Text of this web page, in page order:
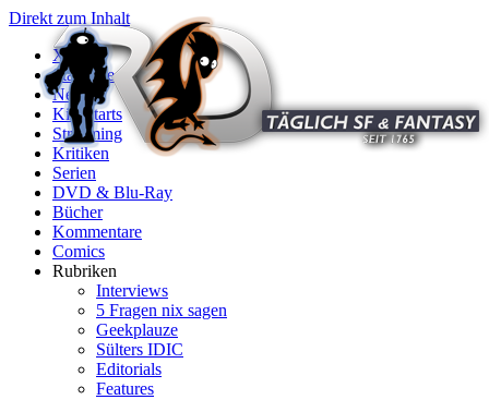
Direkt zum Inhalt
X
Startseite
News
Kinostarts
Streaming
Kritiken
Serien
DVD & Blu-Ray
Bücher
Kommentare
Comics
Rubriken
Interviews
5 Fragen nix sagen
Geekplauze
Sülters IDIC
Editorials
Features